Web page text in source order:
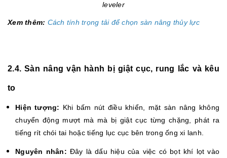
leveler
Xem thêm: Cách tính trọng tải để chọn sàn nâng thủy lực
2.4. Sàn nâng vận hành bị giật cục, rung lắc và kêu
to
Hiện tượng: Khi bấm nút điều khiển, mặt sàn nâng không
chuyển động mượt mà mà bị giật cục từng chặng, phát ra
tiếng rít chói tai hoặc tiếng lục cục bên trong ống xi lanh.
Nguyên nhân: Đây là dấu hiệu của việc có bọt khí lọt vào